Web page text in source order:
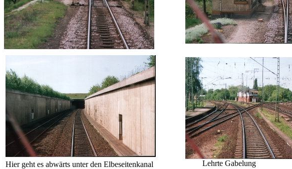
Lehrte Gabelung
Hier geht es abwärts unter den Elbeseitenkanal